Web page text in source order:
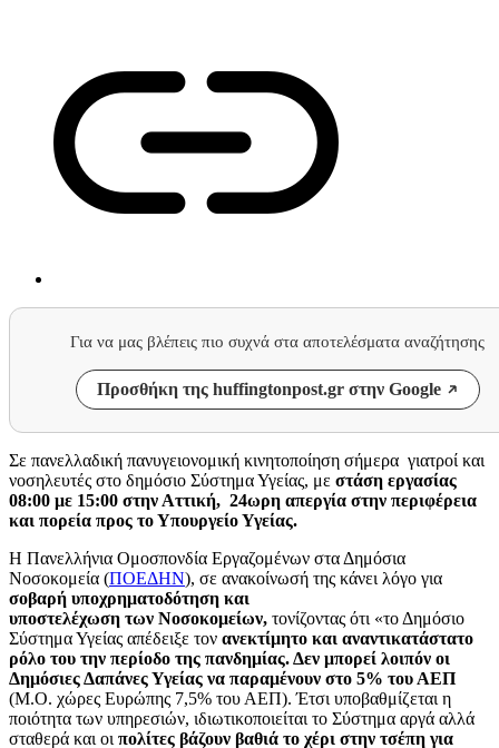
Για να μας βλέπεις πιο συχνά στα αποτελέσματα αναζήτησης
Προσθήκη της huffingtonpost.gr στην Google
Σε πανελλαδική πανυγειονομική κινητοποίηση σήμερα γιατροί και
νοσηλευτές στο δημόσιο Σύστημα Υγείας, με στάση εργασίας
08:00 με 15:00 στην Αττική, 24ωρη απεργία στην περιφέρεια
και πορεία προς το Υπουργείο Υγείας.
Η Πανελλήνια Ομοσπονδία Εργαζομένων στα Δημόσια
Νοσοκομεία (ΠΟΕΔΗΝ), σε ανακοίνωσή της κάνει λόγο για
σοβαρή υποχρηματοδότηση και
υποστελέχωση των Νοσοκομείων, τονίζοντας ότι «το Δημόσιο
Σύστημα Υγείας απέδειξε τον ανεκτίμητο και αναντικατάστατο
ρόλο του την περίοδο της πανδημίας. Δεν μπορεί λοιπόν οι
Δημόσιες Δαπάνες Υγείας να παραμένουν στο 5% του ΑΕΠ
(Μ.Ο. χώρες Ευρώπης 7,5% του ΑΕΠ). Έτσι υποβαθμίζεται η
ποιότητα των υπηρεσιών, ιδιωτικοποιείται το Σύστημα αργά αλλά
σταθερά και οι πολίτες βάζουν βαθιά το χέρι στην τσέπη για